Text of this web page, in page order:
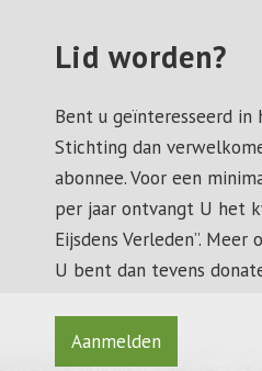
Lid worden?
Bent u geïnteresseerd in
Stichting dan
abonnee. Voor een
per jaar ontvangt U het
Eijsdens Verleden”. Meer
U bent dan tevens
Aanmelden